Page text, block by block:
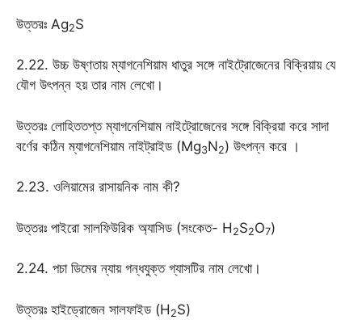
উত্তরঃ Ag2S
2.22. উচ্চ উষ্ণতায় ম্যাগনেশিয়াম ধাতুর সঙ্গে নাইট্রোজেনের বিক্রিয়ায় যে
যৌগ উৎপন্ন হয় তার নাম লেখো।
উত্তরঃ লোহিততপ্ত ম্যাগনেশিয়াম নাইট্রোজেনের সঙ্গে বিক্রিয়া করে সাদা
বর্ণের কঠিন ম্যাগনেশিয়াম নাইট্রাইড (Mg3N2) উৎপন্ন করে ।
2.23. ওলিয়ামের রাসায়নিক নাম কী?
উত্তরঃ পাইরো সালফিউরিক অ্যাসিড (সংকেত- H 2S2O7)
2.24. পচা ডিমের ন্যায় গন্ধযুক্ত গ্যাসটির নাম লেখো।
উত্তরঃ হাইড্রোজেন সালফাইড (H 2S)